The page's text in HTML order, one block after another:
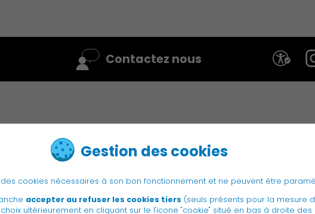
Gestion des cookies
des cookies nécessaires à son bon fonctionnement et ne peuvent être
accepter au refuser les cookies tiers (seuls présents pour la mesure
ultérieurement en cliquant sur le l'icone "cookie" situé en bas à droite des
Culture
Contactez nous